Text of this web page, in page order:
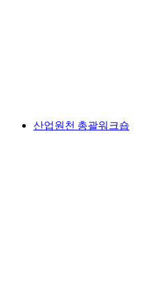
산업원천 총괄워크숍